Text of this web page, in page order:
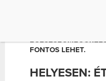
FONTOS LEHET.
HELYESEN: